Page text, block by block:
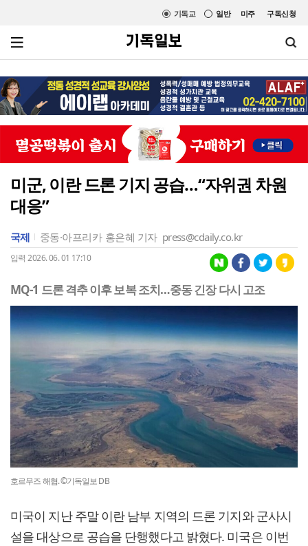
미주 구독신청
일반
기독교
미군, 이란 드론 기지 공습…“자위권 차원
대응”
국제 중동·아프리카 홍은혜 기자 press@cdaily.co.kr
입력 2026. 06. 01 17:10
MQ-1 드론 격추 이후 보복 조치…중동 긴장 다시 고조
호르무즈 해협. ©기독일보 DB
미국이 지난 주말 이란 남부 지역의 드론 기지와 군사시
설을 대상으로 공습을 단행했다고 밝혔다. 미국은 이번